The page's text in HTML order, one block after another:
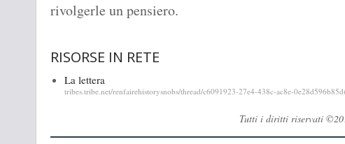
rivolgerle un pensiero.
RISORSE IN RETE
La lettera
tribes.tribe.net/renfairehistorysnobs/thread/c6091923-27e4-438c-ac8e-
Tutti i diritti riservati